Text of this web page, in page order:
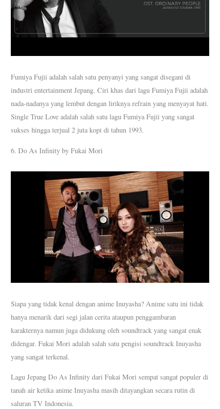
Fumiya Fujii adalah salah satu penyanyi yang sangat disegani di
industri entertainment Jepang. Ciri khas dari lagu Fumiya Fujii adalah
nada-nadanya yang lembut dengan liriknya refrain yang menyayat hati.
Single True Love adalah salah satu lagu Fumiya Fujii yang sangat
sukses hingga terjual 2 juta kopi di tahun 1993.
6. Do As Infinity by Fukai Mori
Siapa yang tidak kenal dengan anime Inuyasha? Anime satu ini tidak
hanya menarik dari segi jalan cerita ataupun penggambaran
karakternya namun juga didukung oleh soundtrack yang sangat enak
didengar. Fukai Mori adalah salah satu pengisi soundtrack Inuyasha
yang sangat terkenal.
Lagu Jepang Do As Infinity dari Fukai Mori sempat sangat populer di
tanah air ketika anime Inuyasha masih ditayangkan secara rutin di
saluran TV Indonesia.